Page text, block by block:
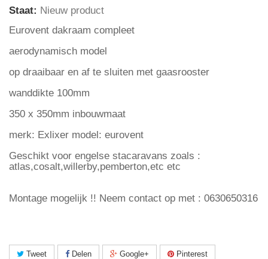
Staat: Nieuw product
Eurovent dakraam compleet
aerodynamisch model
op draaibaar en af te sluiten met gaasrooster
wanddikte 100mm
350 x 350mm inbouwmaat
merk: Exlixer model: eurovent
Geschikt voor engelse stacaravans zoals :
atlas,cosalt,willerby,pemberton,etc etc
Montage mogelijk !! Neem contact op met : 0630650316
Tweet Delen Google+ Pinterest